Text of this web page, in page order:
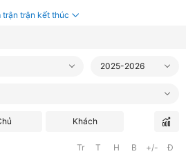
trận trận kết thúc
2025-2026
Khách
Tr T H B +/- Đ